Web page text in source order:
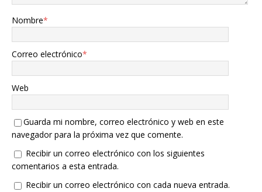
Nombre*
Correo electrónico*
Web
Guarda mi nombre, correo electrónico y web en este
navegador para la próxima vez que comente.
Recibir un correo electrónico con los siguientes
comentarios a esta entrada.
Recibir un correo electrónico con cada nueva entrada.